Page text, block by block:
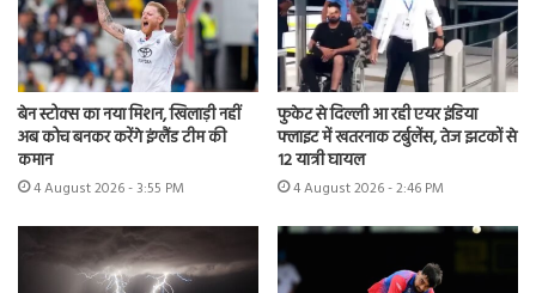
बेन स्टोक्स का नया मिशन, खिलाड़ी नहीं
अब कोच बनकर करेंगे इंग्लैंड टीम की
कमान
4 August 2026 - 3:55 PM
फुकेट से दिल्ली आ रही एयर इंडिया
फ्लाइट में खतरनाक टर्बुलेंस, तेज झटकों से
12 यात्री घायल
4 August 2026 - 2:46 PM